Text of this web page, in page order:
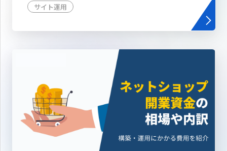
サイト運用